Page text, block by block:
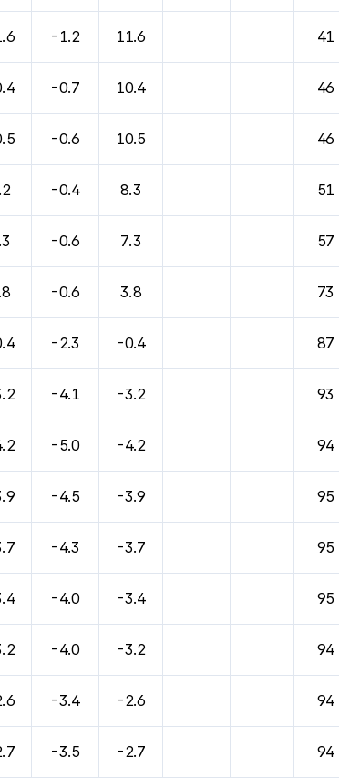
-1.2 11.6 41
-0.7 10.4 46
-0.6 10.5 46
-0.4 8.3 51
-0.6 7.3 57
-0.6 3.8 73
-2.3 -0.4 87
-4.1 -3.2 93
-5.0 -4.2 94
-4.5 -3.9 95
-4.3 -3.7 95
-4.0 -3.4 95
-4.0 -3.2 94
-3.4 -2.6 94
-3.5 -2.7 94